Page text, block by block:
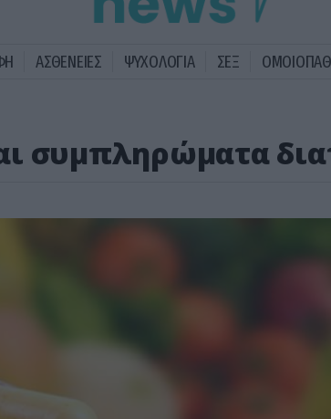
ΑΣΘΕΝΕΙΕΣ ΨΥΧΟΛΟΓΙΑ ΣΕΞ
συμπληρώματα